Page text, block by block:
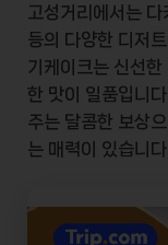
고성거리에서는 다
등의 다양한 디저
기케이크는 신선
한 맛이 일품입니
주는 달콤한 보상
는 매력이 있습니다.